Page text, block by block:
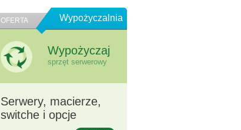
OFERTA Wypożyczalnia
Wypożyczaj
sprzęt serwerowy
Serwery, macierze,
switche i opcje